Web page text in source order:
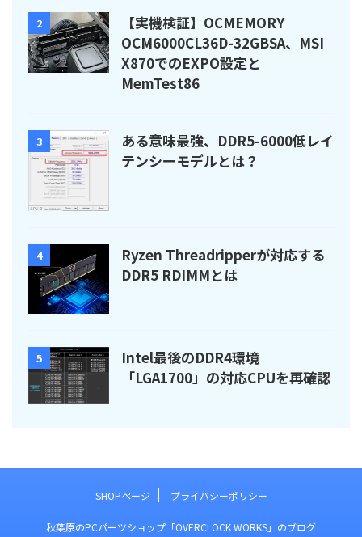
2
【実機検証】OCMEMORY
OCM6000CL36D-32GBSA、MSI
X870でのEXPO設定と
MemTest86
3
ある意味最強、DDR5-6000低レイ
テンシーモデルとは？
4
Ryzen Threadripperが対応する
DDR5 RDIMMとは
5
Intel最後のDDR4環境
「LGA1700」の対応CPUを再確認
SHOPページ プライバシーポリシー
秋葉原のPCパーツショップ「OVERCLOCK WORKS」のブログ